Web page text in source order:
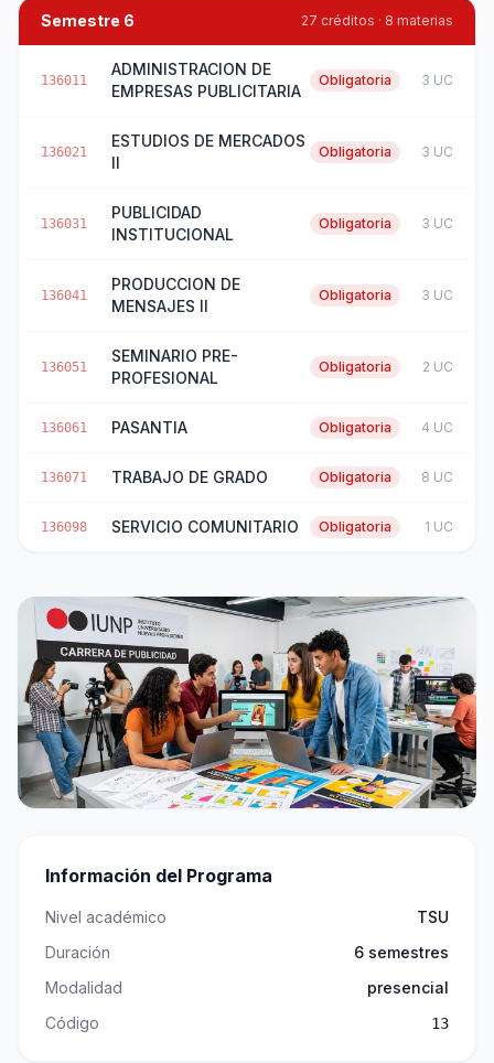
Semestre 6 27 créditos · 8 materias
136011
ADMINISTRACION DE
EMPRESAS PUBLICITARIA
Obligatoria 3 UC
136021
ESTUDIOS DE MERCADOS
II
Obligatoria 3 UC
136031
PUBLICIDAD
INSTITUCIONAL
Obligatoria 3 UC
136041
PRODUCCION DE
MENSAJES II
Obligatoria 3 UC
136051
SEMINARIO PRE-
PROFESIONAL
Obligatoria 2 UC
136061 PASANTIA Obligatoria 4 UC
136071 TRABAJO DE GRADO Obligatoria 8 UC
136098 SERVICIO COMUNITARIO Obligatoria 1 UC
Información del Programa
Nivel académico
TSU
Duración
6 semestres
Modalidad
presencial
Código
13